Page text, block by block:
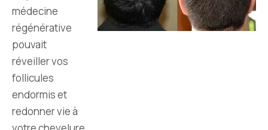
médecine
régénérative
pouvait
réveiller vos
follicules
endormis et
redonner vie à